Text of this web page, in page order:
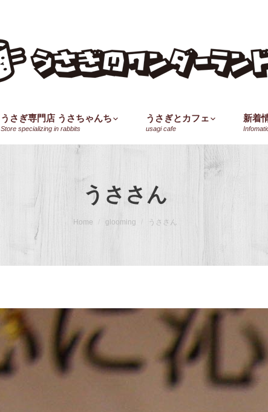
うさぎ専門店 うさちゃんち
Store specializing in rabbits
うさぎとカフェ
usagi cafe
新着
うささん
Home glooming うささん